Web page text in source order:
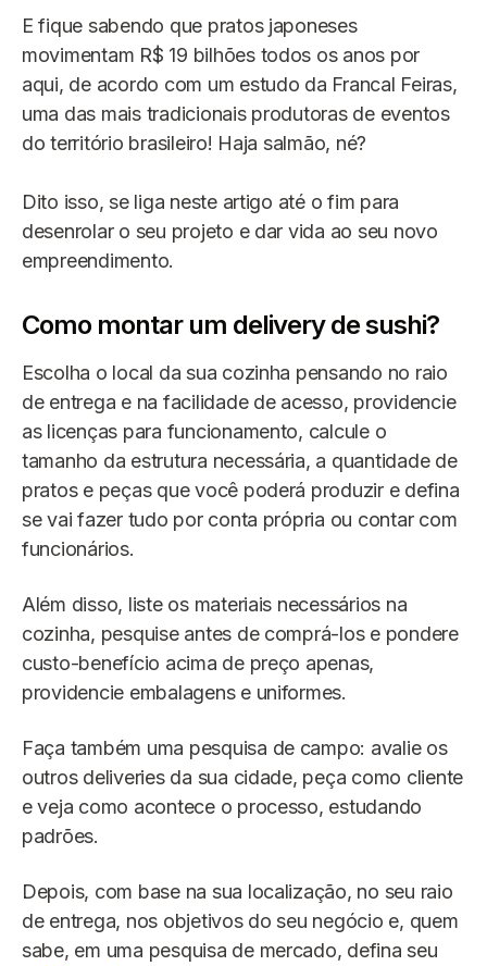
E fique sabendo que pratos japoneses
movimentam R$ 19 bilhões todos os anos por
aqui, de acordo com um estudo da Francal Feiras,
uma das mais tradicionais produtoras de eventos
do território brasileiro! Haja salmão, né?
Dito isso, se liga neste artigo até o fim para
desenrolar o seu projeto e dar vida ao seu novo
empreendimento.
Como montar um delivery de sushi?
Escolha o local da sua cozinha pensando no raio
de entrega e na facilidade de acesso, providencie
as licenças para funcionamento, calcule o
tamanho da estrutura necessária, a quantidade de
pratos e peças que você poderá produzir e defina
se vai fazer tudo por conta própria ou contar com
funcionários.
Além disso, liste os materiais necessários na
cozinha, pesquise antes de comprá-los e pondere
custo-benefício acima de preço apenas,
providencie embalagens e uniformes.
Faça também uma pesquisa de campo: avalie os
outros deliveries da sua cidade, peça como cliente
e veja como acontece o processo, estudando
padrões.
Depois, com base na sua localização, no seu raio
de entrega, nos objetivos do seu negócio e, quem
sabe, em uma pesquisa de mercado, defina seu